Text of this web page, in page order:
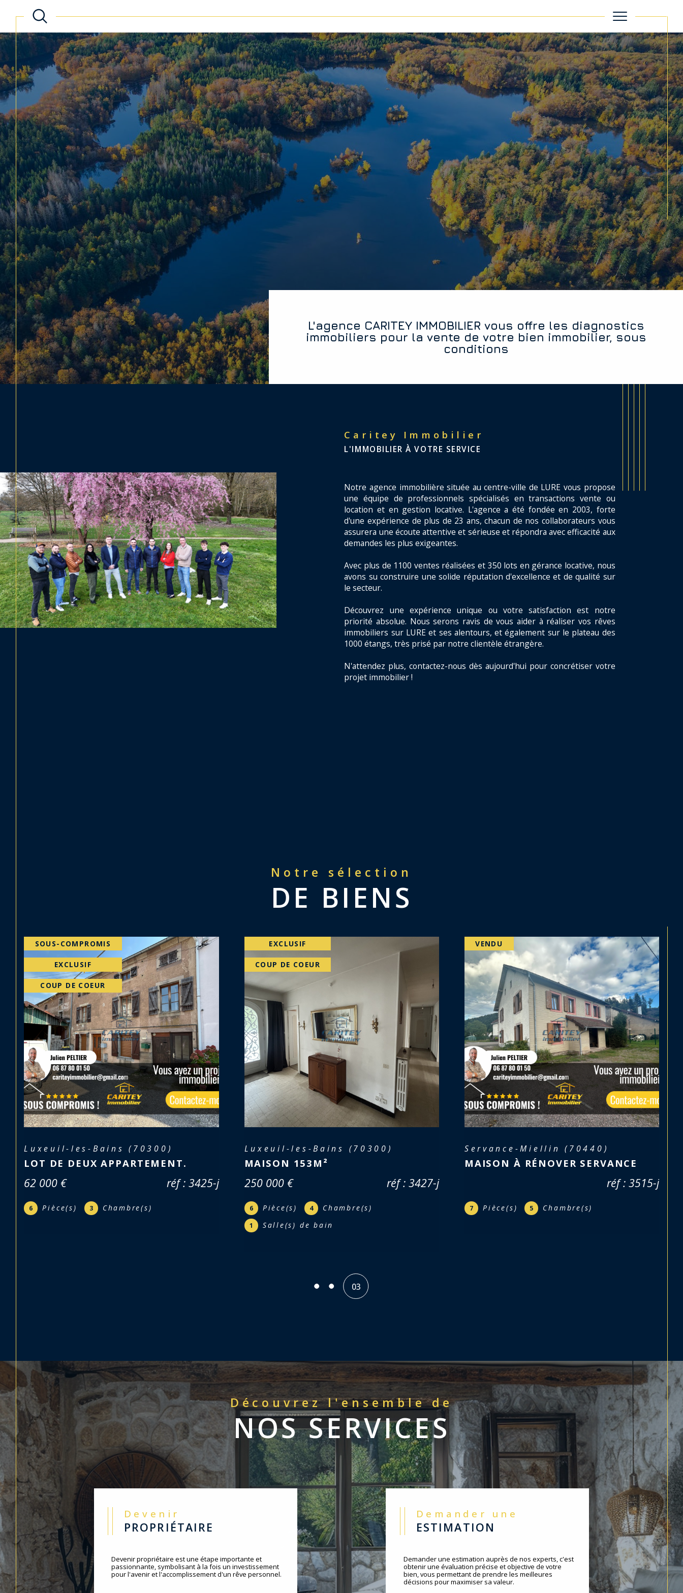
Acheter
de l'ancien
de l'ancien
Louer
à l'année
de l'immo pro
Estimer
TYPE DE BIEN BUDGET filtrer
voir les145annonces
Réinitialiser les filtres
L'agence CARITEY IMMOBILIER vous offre les diagnostics
immobiliers pour la vente de votre bien immobilier, sous
conditions
Caritey Immobilier
L'IMMOBILIER À VOTRE SERVICE
Notre agence immobilière située au centre-ville de LURE vous propose
une équipe de professionnels spécialisés en transactions vente ou
location et en gestion locative. L'agence a été fondée en 2003, forte
d'une expérience de plus de 23 ans, chacun de nos collaborateurs vous
assurera une écoute attentive et sérieuse et répondra avec efficacité aux
demandes les plus exigeantes.
Avec plus de 1100 ventes réalisées et 350 lots en gérance locative, nous
avons su construire une solide réputation d'excellence et de qualité sur
le secteur.
Découvrez une expérience unique ou votre satisfaction est notre
priorité absolue. Nous serons ravis de vous aider à réaliser vos rêves
immobiliers sur LURE et ses alentours, et également sur le plateau des
1000 étangs, très prisé par notre clientèle étrangère.
N'attendez plus, contactez-nous dès aujourd'hui pour concrétiser votre
projet immobilier !
Notre sélection
DE BIENS
EXCLUSIF
PRIX EN BAISSE
Mélisey (70270)
APPARTEMENT F5 AVEC JARDIN
66 950 € réf : 3365
5 Pièce(s) 4 Chambre(s)
VENDU
Ternuay-Melay-et-Saint-Hilaire
(70270)
(70270)
5 Pièce(s)
PRIX EN BAISSE
Lure (70200)
MAISON 194M² LURE
réf : 3383-j
6 Pièce(s) 4 Chambre(s)
Découvrez l'ensemble de
NOS SERVICES
Devenir
PROPRIÉTAIRE
Devenir propriétaire est une étape importante et
passionnante, symbolisant à la fois un investissement
pour l'avenir et l'accomplissement d'un rêve personnel.
Demander une
ESTIMATION
Demander une estimation auprès de nos experts, c'est
obtenir une évaluation précise et objective de votre
bien, vous permettant de prendre les meilleures
décisions pour maximiser sa valeur.